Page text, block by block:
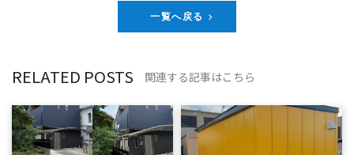
一覧へ戻る
RELATED POSTS 関連する記事はこちら